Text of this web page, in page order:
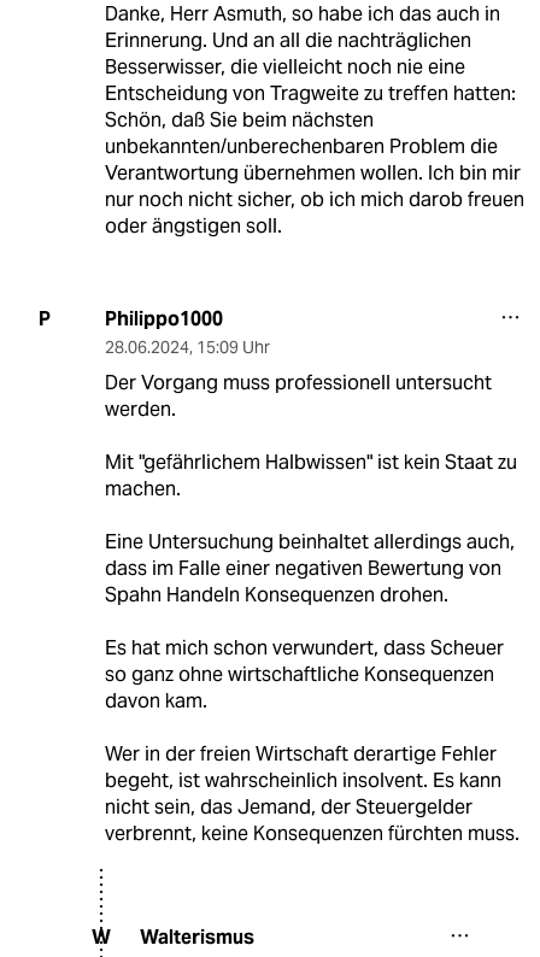
Danke, Herr Asmuth, so habe ich das auch in
Erinnerung. Und an all die nachträglichen
Besserwisser, die vielleicht noch nie eine
Entscheidung von Tragweite zu treffen hatten:
Schön, daß Sie beim nächsten
unbekannten/unberechenbaren Problem die
Verantwortung übernehmen wollen. Ich bin mir
nur noch nicht sicher, ob ich mich darob freuen
oder ängstigen soll.
P Philippo1000
28.06.2024, 15:09 Uhr
Der Vorgang muss professionell untersucht
werden.
Mit "gefährlichem Halbwissen" ist kein Staat zu
machen.
Eine Untersuchung beinhaltet allerdings auch,
dass im Falle einer negativen Bewertung von
Spahn Handeln Konsequenzen drohen.
Es hat mich schon verwundert, dass Scheuer
so ganz ohne wirtschaftliche Konsequenzen
davon kam.
Wer in der freien Wirtschaft derartige Fehler
begeht, ist wahrscheinlich insolvent. Es kann
nicht sein, das Jemand, der Steuergelder
verbrennt, keine Konsequenzen fürchten muss.
W Walterismus